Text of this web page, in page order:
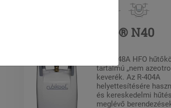
R-448A Solstice® N40
Az R-448A HFO
tartalmú „nem
keverék. Az R-404A
helyettesítésére
és kereskedelmi
meglévő